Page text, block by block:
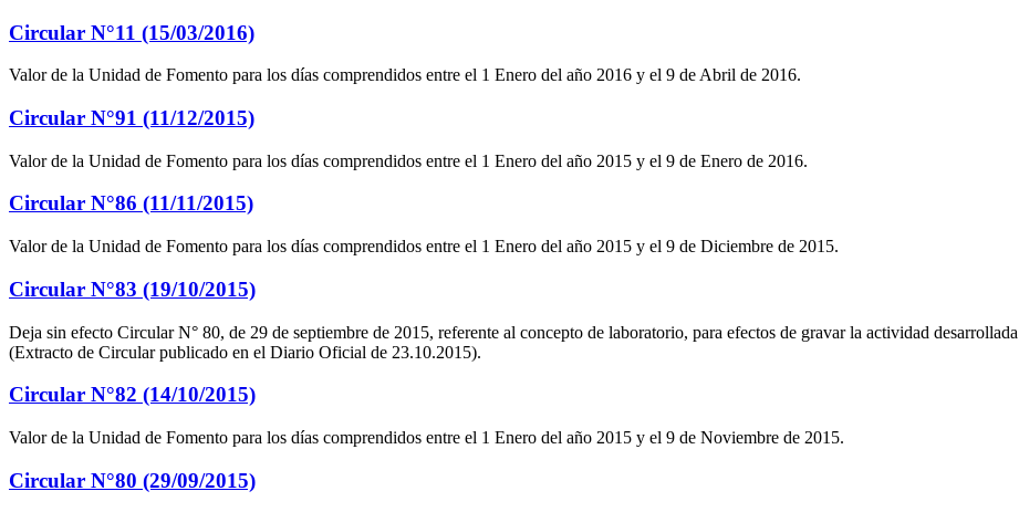
Circular N°11 (15/03/2016)
Valor de la Unidad de Fomento para los días comprendidos entre el 1 Enero del año 2016 y el 9 de Abril de 2016.
Circular N°91 (11/12/2015)
Valor de la Unidad de Fomento para los días comprendidos entre el 1 Enero del año 2015 y el 9 de Enero de 2016.
Circular N°86 (11/11/2015)
Valor de la Unidad de Fomento para los días comprendidos entre el 1 Enero del año 2015 y el 9 de Diciembre de 2015.
Circular N°83 (19/10/2015)
Deja sin efecto Circular N° 80, de 29 de septiembre de 2015, referente al concepto de laboratorio, para efectos de gravar la actividad
(Extracto de Circular publicado en el Diario Oficial de 23.10.2015).
Circular N°82 (14/10/2015)
Valor de la Unidad de Fomento para los días comprendidos entre el 1 Enero del año 2015 y el 9 de Noviembre de 2015.
Circular N°80 (29/09/2015)